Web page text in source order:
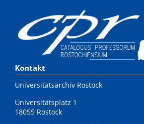
Kontakt
Universitätsarchiv Rostock
Universitätsplatz 1
18055 Rostock